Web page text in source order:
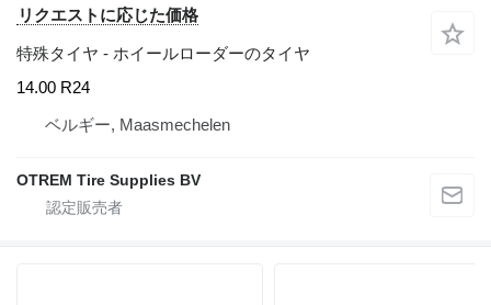
リクエストに応じた価格
特殊タイヤ - ホイールローダーのタイヤ
14.00 R24
ベルギー, Maasmechelen
OTREM Tire Supplies BV